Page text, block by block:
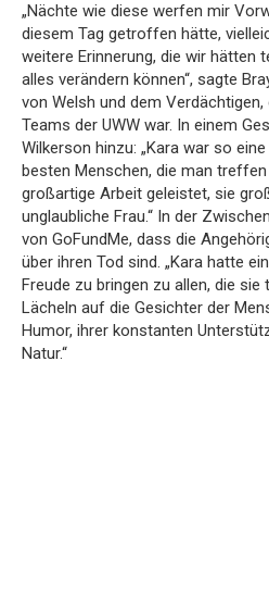
„Nächte wie diese werfen mir
diesem Tag getroffen hätte,
weitere Erinnerung, die wir hätten
alles verändern können“, sagte
von Welsh und dem
Teams der UWW war. In einem
Wilkerson hinzu: „Kara war so
besten Menschen, die man
großartige Arbeit geleistet, sie
unglaubliche Frau.“ In der
von GoFundMe, dass die
über ihren Tod sind. „Kara hatte
Freude zu bringen zu allen, die
Lächeln auf die Gesichter der
Humor, ihrer konstanten
Natur.“